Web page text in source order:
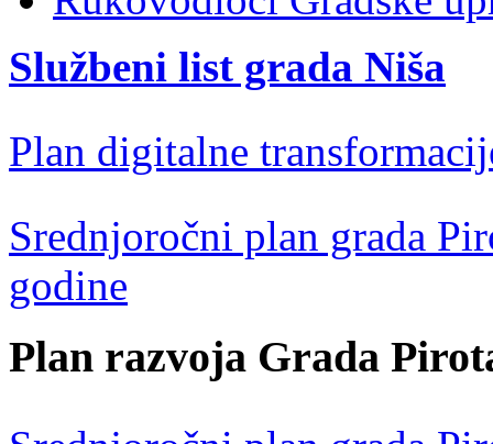
Službeni list grada Niša
Plan digitalne
Srednjoročni plan grada
godine
Plan razvoja Grada